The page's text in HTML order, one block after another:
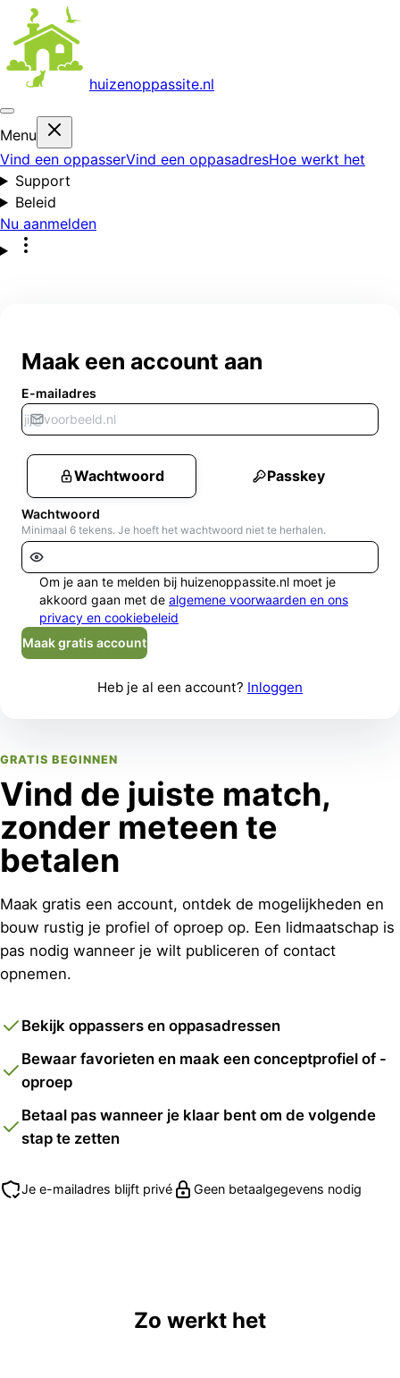
huizenoppassite.nl
Menu
Vind een oppasserVind een oppasadresHoe werkt het
Support
Beleid
Nu aanmelden
GRATIS BEGINNEN
Vind de juiste match,
zonder meteen te
betalen
Maak gratis een account, ontdek de mogelijkheden en
bouw rustig je profiel of oproep op. Een lidmaatschap is
pas nodig wanneer je wilt publiceren of contact
opnemen.
Bekijk oppassers en oppasadressen
Bewaar favorieten en maak een conceptprofiel of -
oproep
Betaal pas wanneer je klaar bent om de volgende
stap te zetten
Je e-mailadres blijft privé Geen betaalgegevens nodig
Maak een account aan
E-mailadres
Wachtwoord Passkey
Wachtwoord
Minimaal 6 tekens. Je hoeft het wachtwoord niet te herhalen.
Om je aan te melden bij huizenoppassite.nl moet je
akkoord gaan met de algemene voorwaarden en ons
privacy en cookiebeleid
Maak gratis account
Heb je al een account? Inloggen
Zo werkt het